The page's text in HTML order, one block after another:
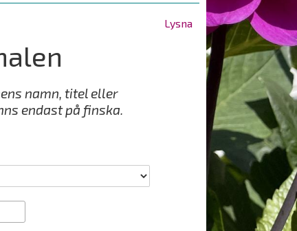
Lysna
namn, titel eller
endast på finska.